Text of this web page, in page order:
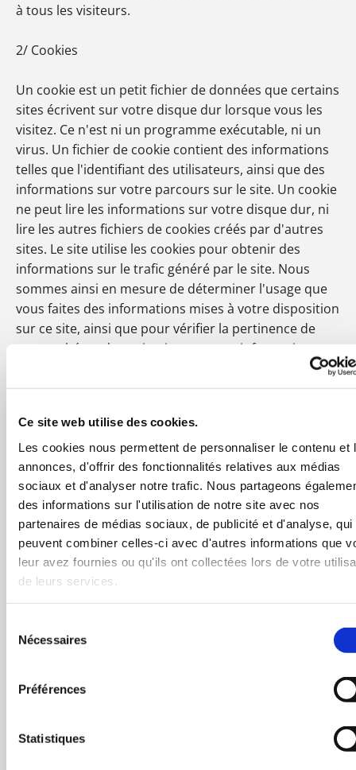
Ce site web utilise des cookies.
Les cookies nous permettent de personnaliser le contenu et
annonces, d'offrir des fonctionnalités relatives aux médias
sociaux et d'analyser notre trafic. Nous partageons
des informations sur l'utilisation de notre site avec nos
partenaires de médias sociaux, de publicité et d'analyse, qui
peuvent combiner celles-ci avec d'autres informations que
leur avez fournies ou qu'ils ont collectées lors de votre
de leurs services.
Nécessaires
Préférences
Statistiques
à tous les visiteurs.
2/ Cookies
Un cookie est un petit fichier de données que certains
sites écrivent sur votre disque dur lorsque vous les
visitez. Ce n'est ni un programme exécutable, ni un
virus. Un fichier de cookie contient des informations
telles que l'identifiant des utilisateurs, ainsi que des
informations sur votre parcours sur le site. Un cookie
ne peut lire les informations sur votre disque dur, ni
lire les autres fichiers de cookies créés par d'autres
sites. Le site utilise les cookies pour obtenir des
informations sur le trafic généré par le site. Nous
sommes ainsi en mesure de déterminer l'usage que
vous faites des informations mises à votre disposition
sur ce site, ainsi que pour vérifier la pertinence de
notre schéma de navigation avec ses informations.
Orange ne fait pas de corrélation entre les cookies et
les informations personnelles que vous avez pu
partie. Vous pouvez refuser les cookies, ou être
informé lorsqu'un site veut écrire un cookie en
réglant les préférences de votre navigateur.
3/ Liens vers d’autres sites
Ce site web contient des liens vers d'autres sites.
L'accès à un site lié à notre site se fait aux risques et
périls du visiteur ou de l'utilisateur et Orange ne
saurait être tenue pour responsable des dommages,
édités sur ce site, incluant notamment les textes,